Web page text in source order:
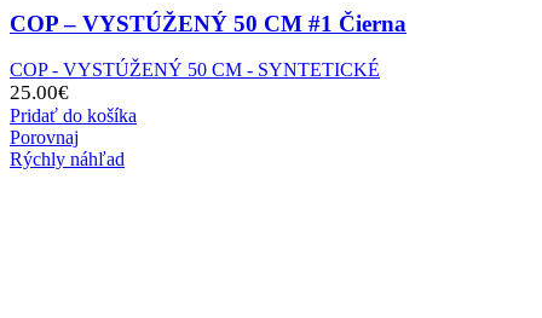
COP – VYSTÚŽENÝ 50 CM #1 Čierna
COP - VYSTÚŽENÝ 50 CM - SYNTETICKÉ
25.00€
Pridať do košíka
Porovnaj
Rýchly náhľad